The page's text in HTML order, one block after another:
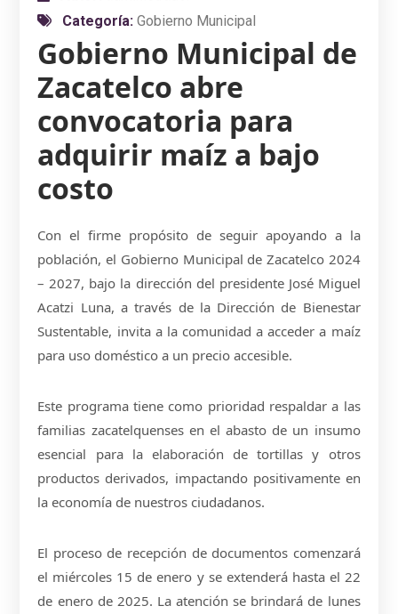
Categoría:Gobierno Municipal
Gobierno Municipal de
Zacatelco abre
convocatoria para
adquirir maíz a bajo
costo
Con el firme propósito de seguir apoyando a la
población, el Gobierno Municipal de Zacatelco 2024
– 2027, bajo la dirección del presidente José Miguel
Acatzi Luna, a través de la Dirección de Bienestar
Sustentable, invita a la comunidad a acceder a maíz
para uso doméstico a un precio accesible.
Este programa tiene como prioridad respaldar a las
familias zacatelquenses en el abasto de un insumo
esencial para la elaboración de tortillas y otros
productos derivados, impactando positivamente en
la economía de nuestros ciudadanos.
El proceso de recepción de documentos comenzará
el miércoles 15 de enero y se extenderá hasta el 22
de enero de 2025. La atención se brindará de lunes